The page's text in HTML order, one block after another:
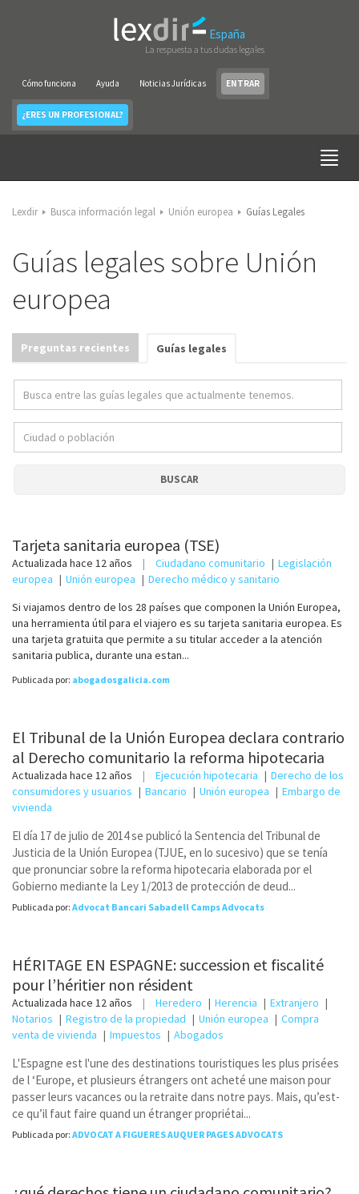
España
La respuesta a tus dudas legales
Cómo funciona Ayuda Noticias Jurídicas ENTRAR
¿ERES UN PROFESIONAL?
Lexdir Busca información legal Unión europea Guías Legales
Guías legales sobre Unión
europea
Preguntas recientes Guías legales
BUSCAR
Tarjeta sanitaria europea (TSE)
Actualizada hace 12 años Ciudadano comunitario
Legislación
europea
Unión europea
Derecho médico y sanitario
Si viajamos dentro de los 28 países que componen la Unión Europea,
una herramienta útil para el viajero es su tarjeta sanitaria europea. Es
una tarjeta gratuita que permite a su titular acceder a la atención
sanitaria publica, durante una estan...
Publicada por: abogadosgalicia.com
El Tribunal de la Unión Europea declara contrario
al Derecho comunitario la reforma hipotecaria
Actualizada hace 12 años Ejecución hipotecaria
Derecho de los
consumidores y usuarios
Bancario Unión europea
Embargo de
vivienda
El día 17 de julio de 2014 se publicó la Sentencia del Tribunal de
Justicia de la Unión Europea (TJUE, en lo sucesivo) que se tenía
que pronunciar sobre la reforma hipotecaria elaborada por el
Gobierno mediante la Ley 1/2013 de protección de deud...
Publicada por: Advocat Bancari Sabadell Camps Advocats
HÉRITAGE EN ESPAGNE: succession et fiscalité
pour l’héritier non résident
Actualizada hace 12 años Heredero Herencia
Extranjero
Notarios
Registro de la propiedad Unión europea
Compra
venta de vivienda
Impuestos Abogados
L'Espagne est l'une des destinations touristiques les plus prisées
de l ‘Europe, et plusieurs étrangers ont acheté une maison pour
passer leurs vacances ou la retraite dans notre pays. Mais, qu’est-
ce qu’il faut faire quand un étranger propriétai...
Publicada por: ADVOCAT A FIGUERES AUQUER PAGES ADVOCATS